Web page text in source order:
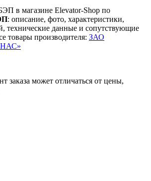
в магазине Elevator-Shop по
: описание, фото, характеристики,
технические данные и сопутствующие
товары производителя: ЗАО
заказа может отличаться от цены,